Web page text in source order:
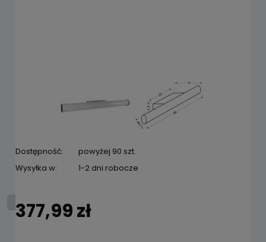
Dostępność:
powyżej 90 szt.
Wysyłka w:
1-2 dni robocze
377,99 zł